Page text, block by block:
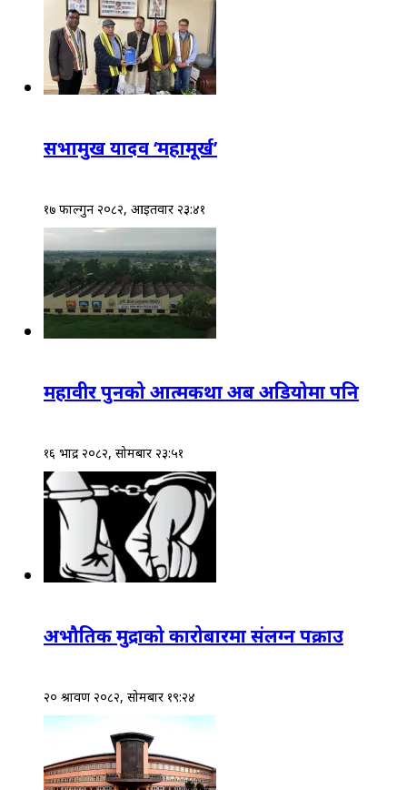
सभामुख यादव ‘महामूर्ख’
१७ फाल्गुन २०८२, आईतवार २३:४१
महावीर पुनको आत्मकथा अब अडियोमा पनि
१६ भाद्र २०८२, सोमबार २३:५१
अभौतिक मुद्राको कारोबारमा संलग्न पक्राउ
२० श्रावण २०८२, सोमबार १९:२४